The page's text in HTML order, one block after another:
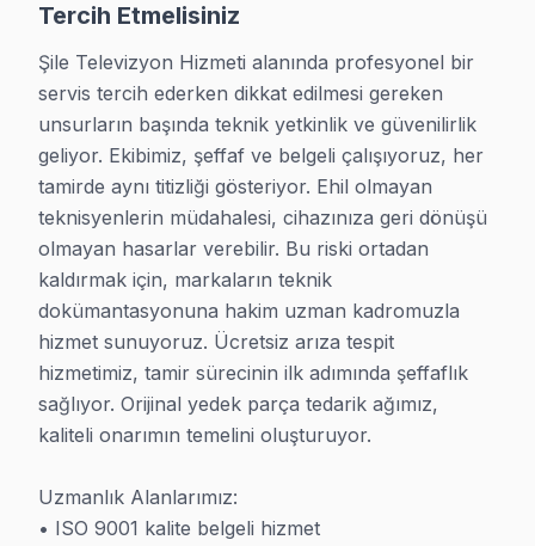
· Şile Sharp Servisi
· Şile TCL Servisi
· Şile Hisense Servisi
· Şile Telefunken Servisi
· Şile JVC Servisi
· Şile Hitachi Servisi
· Şile Finlux Servisi
· Şile Skyworth Servisi
· Şile Regal Servisi
· Şile Seg Servisi
· Şile Sunny Servisi
· Şile Onvo Servisi
Tercih Etmelisiniz
Şile Televizyon Hizmeti alanında profesyonel bir
servis tercih ederken dikkat edilmesi gereken
unsurların başında teknik yetkinlik ve güvenilirlik
geliyor. Ekibimiz, şeffaf ve belgeli çalışıyoruz, her
tamirde aynı titizliği gösteriyor. Ehil olmayan
teknisyenlerin müdahalesi, cihazınıza geri dönüşü
olmayan hasarlar verebilir. Bu riski ortadan
kaldırmak için, markaların teknik
dokümantasyonuna hakim uzman kadromuzla
hizmet sunuyoruz. Ücretsiz arıza tespit
hizmetimiz, tamir sürecinin ilk adımında şeffaflık
sağlıyor. Orijinal yedek parça tedarik ağımız,
kaliteli onarımın temelini oluşturuyor.
Uzmanlık Alanlarımız:
• ISO 9001 kalite belgeli hizmet